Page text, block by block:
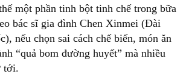
một phần tinh bột tinh chế trong bữa
bác sĩ gia đình Chen Xinmei (Đài
nếu chọn sai cách chế biến, món ăn
“quả bom đường huyết” mà nhiều
tới.